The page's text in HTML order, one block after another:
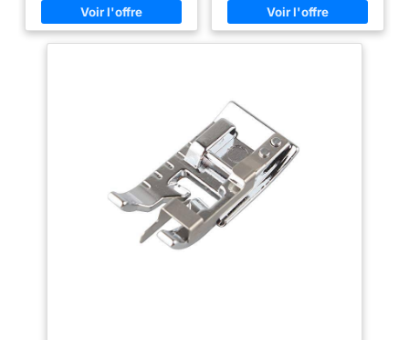
besoins. Matériau de haute
qualité : 6 pieds de machine à
plupart des machines à coudre
domestiques à poignée basse.
Mais ne convient pas aux
machines à coudre industrielles
et petites Installation facile :
pied presseur à ourlet rouléà
installation rapide, cliquez
directement pour installer. Large
se déchirer Convient pour tous
les modèles Singer, Brother,